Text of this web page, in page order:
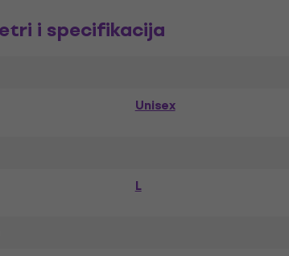
i specifikacija
Unisex
L